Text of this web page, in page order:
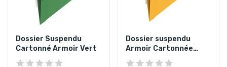
Dossier Suspendu
Cartonné Armoir Vert
Dossier suspendu
Armoir Cartonnée
Jaune